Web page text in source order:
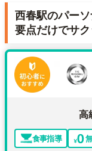
西春駅のパー
要点だけでサ
高
食事指導